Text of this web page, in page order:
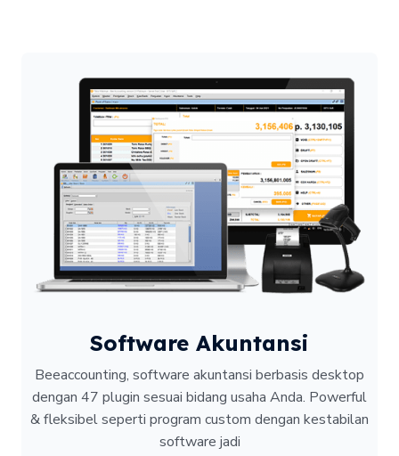
Software Akuntansi
Beeaccounting, software akuntansi berbasis desktop
dengan 47 plugin sesuai bidang usaha Anda. Powerful
& fleksibel seperti program custom dengan kestabilan
software jadi